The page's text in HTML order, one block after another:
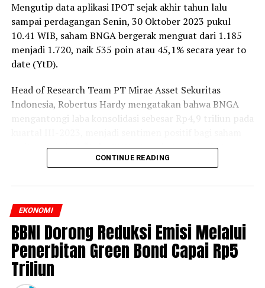
Mengutip data aplikasi IPOT sejak akhir tahun lalu
sampai perdagangan Senin, 30 Oktober 2023 pukul
10.41 WIB, saham BNGA bergerak menguat dari 1.185
menjadi 1.720, naik 535 poin atau 45,1% secara year to
date (YtD).
Head of Research Team PT Mirae Asset Sekuritas
Indonesia, Robertus Hardy mengatakan bahwa BNGA
mengantongi laba konsolidasi sebesar Rp4,9 triliun pada
emiten tersebut. “Laba BNGA tersebut meningkat
28,95% secara tahunan (yoy) dari laba periode yang
Robertus dalam keterangan tertulis, hari ini.
Mengutip laporan publikasi perseroan, pendapatan
bunga BNGA sebesar Rp16,7 triliun, naik 19,2% yoy,
sedangkan beban bunga melesat 61,2% yoy menjadi Rp
6,5 triliun. Dengan demikian pendapatan bunga bersih
perusahaan hanya naik 2,1% yoy menjadi Rp10,2 triliun.
CONTINUE READING
EKONOMI
BBNI Dorong Reduksi Emisi Melalui
Penerbitan Green Bond Capai Rp5
Triliun